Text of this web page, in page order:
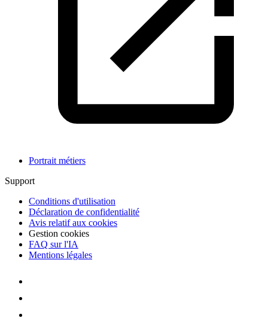
Portrait métiers
Support
Conditions d'utilisation
Déclaration de confidentialité
Avis relatif aux cookies
Gestion cookies
FAQ sur l'IA
Mentions légales